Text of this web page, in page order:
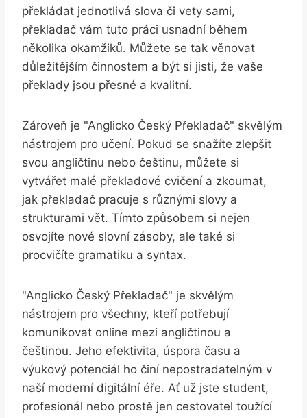
překládat jednotlivá slova či vety sami,
překladač vám tuto práci usnadní během
několika okamžiků. Můžete se tak věnovat
důležitějším činnostem ⁣a být si jisti, že vaše
překlady jsou přesné ‍a⁤ kvalitní.
Zároveň je "Anglicko Český Překladač" skvělým
nástrojem pro⁢ učení. Pokud ​se snažíte zlepšit
svou angličtinu nebo ⁢češtinu, můžete ‍si
vytvářet malé překladové cvičení ⁤a zkoumat,
jak překladač pracuje‌ s různými slovy a
strukturami⁣ vět. ‍Tímto⁣ způsobem si nejen
osvojíte nové slovní zásoby, ‌ale⁤ také si
procvičíte gramatiku a syntax.
"Anglicko Český Překladač" je skvělým​
nástrojem pro všechny, kteří‍ potřebují
‍komunikovat online mezi angličtinou⁢ a
⁤češtinou. Jeho efektivita, úspora času a
výukový​ potenciál ho ‍činí nepostradatelným v
naší⁤ moderní digitální éře. ⁣Ať už‍ jste⁢ student,
profesionál nebo prostě ‍jen cestovatel toužící